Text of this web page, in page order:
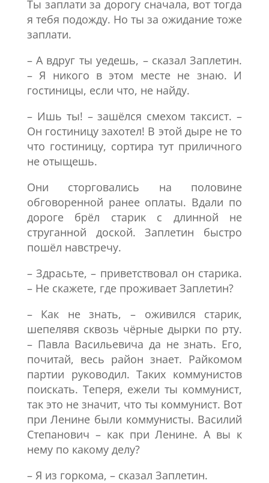
Ты заплати за дорогу сначала, вот тогда
я тебя подожду. Но ты за ожидание тоже
заплати.
– А вдруг ты уедешь, – сказал Заплетин.
– Я никого в этом месте не знаю. И
гостиницы, если что, не найду.
– Ишь ты! – зашёлся смехом таксист. –
Он гостиницу захотел! В этой дыре не то
что гостиницу, сортира тут приличного
не отыщешь.
Они сторговались на половине
обговоренной ранее оплаты. Вдали по
дороге брёл старик с длинной не
струганной доской. Заплетин быстро
пошёл навстречу.
– Здрасьте, – приветствовал он старика.
– Не скажете, где проживает Заплетин?
– Как не знать, – оживился старик,
шепелявя сквозь чёрные дырки по рту.
– Павла Васильевича да не знать. Его,
почитай, весь район знает. Райкомом
партии руководил. Таких коммунистов
поискать. Теперя, ежели ты коммунист,
так это не значит, что ты коммунист. Вот
при Ленине были коммунисты. Василий
Степанович – как при Ленине. А вы к
нему по какому делу?
– Я из горкома, – сказал Заплетин.